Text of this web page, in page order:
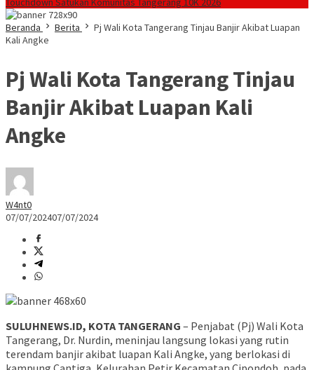
Beranda
Berita
Pj Wali Kota Tangerang Tinjau Banjir Akibat Luapan
Kali Angke
Pj Wali Kota Tangerang Tinjau
Banjir Akibat Luapan Kali
Angke
W4nt0
07/07/202407/07/2024
SULUHNEWS.ID, KOTA TANGERANG – Penjabat (Pj) Wali Kota
Tangerang, Dr. Nurdin, meninjau langsung lokasi yang rutin
terendam banjir akibat luapan Kali Angke, yang berlokasi di